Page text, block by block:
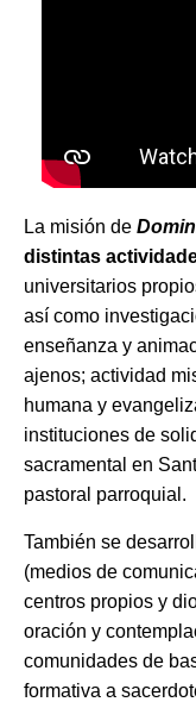
La misión de
distintas
universitarios
así como
enseñanza y
ajenos; actividad
humana y
instituciones de
sacramental en
pastoral parroquial.
También se
(medios de
centros propios y
oración y
comunidades de
formativa a